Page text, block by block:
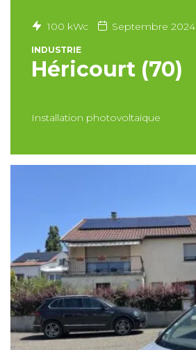
100 kWc Septembre 2024
INDUSTRIE
Héricourt (70)
Installation photovoltaïque